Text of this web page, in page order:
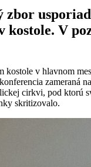
zbor
kostole. V
kostole v hlavnom
zameraná
cirkvi, pod ktorú
skritizovalo.